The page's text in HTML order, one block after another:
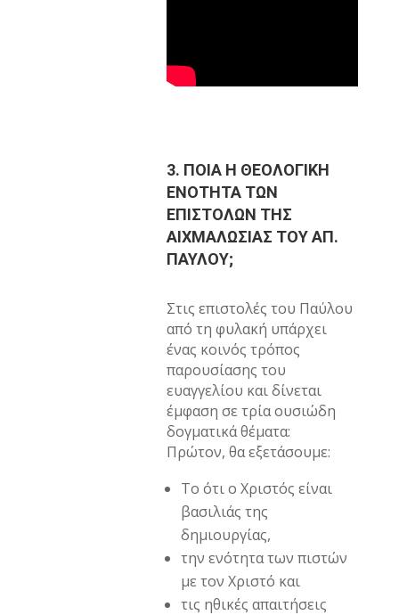
3. ΠΟΙΑ Η ΘΕΟΛΟΓΙΚΗ
ΕΝΟΤΗΤΑ ΤΩΝ
ΕΠΙΣΤΟΛΩΝ ΤΗΣ
ΑΙΧΜΑΛΩΣΙΑΣ ΤΟΥ ΑΠ.
ΠΑΥΛΟΥ;
Στις επιστολές του Παύλου
από τη φυλακή υπάρχει
ένας κοινός τρόπος
παρουσίασης του
ευαγγελίου και δίνεται
έμφαση σε τρία ουσιώδη
δογματικά θέματα:
Πρώτον, θα εξετάσουμε:
Το ότι ο Χριστός είναι
βασιλιάς της
δημιουργίας,
την ενότητα των πιστών
με τον Χριστό και
τις ηθικές απαιτήσεις